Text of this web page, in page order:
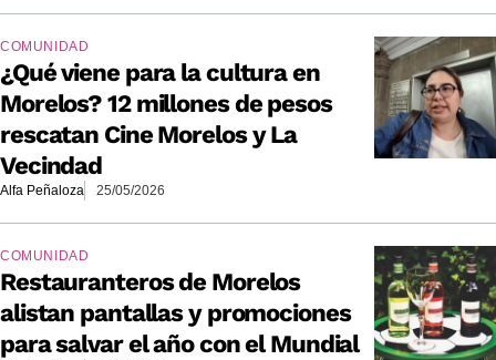
COMUNIDAD
¿Qué viene para la cultura en
Morelos? 12 millones de pesos
rescatan Cine Morelos y La
Vecindad
Alfa Peñaloza 25/05/2026
COMUNIDAD
Restauranteros de Morelos
alistan pantallas y promociones
para salvar el año con el Mundial